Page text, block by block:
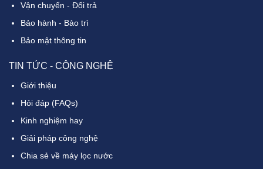
Vận chuyển - Đổi trả
Bảo hành - Bảo trì
Bảo mật thông tin
TIN TỨC - CÔNG NGHỆ
Giới thiệu
Hỏi đáp (FAQs)
Kinh nghiệm hay
Giải pháp công nghệ
Chia sẻ về máy lọc nước